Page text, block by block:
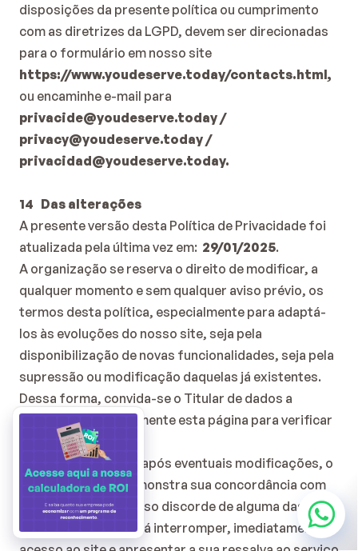
disposições da presente política ou cumprimento
com as diretrizes da LGPD, devem ser direcionadas
https://www.youdeserve.today/contacts.html
ou encaminhe e-mail para
privacide@youdeserve.today /
privacy@youdeserve.today /
privacidad@youdeserve.today.
14   Das alterações
A presente versão desta Política de Privacidade foi
atualizada pela última vez em: 29/01/2025.
A organização se reserva o direito de modificar, a
qualquer momento e sem qualquer aviso prévio, os
termos desta política, especialmente para adaptá-
los às evoluções do nosso site, seja pela
disponibilização de novas funcionalidades, seja pela
supressão ou modificação daquelas já existentes.
Dessa forma, convida-se o Titular de dados a
consultar periodicamente esta página para verificar
as atualizações.
Ao utilizar o serviço após eventuais modificações, o
Titular de dados demonstra sua concordância com
as novas normas. Caso discorde de alguma das
modificações, deverá interromper, imediatamente, o